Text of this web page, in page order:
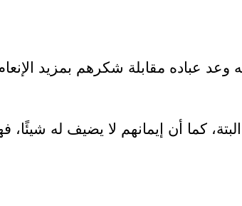
وعد عباده مقابلة شكرهم بمزيد
كما أن إيمانهم لا يضيف له شيئًا،